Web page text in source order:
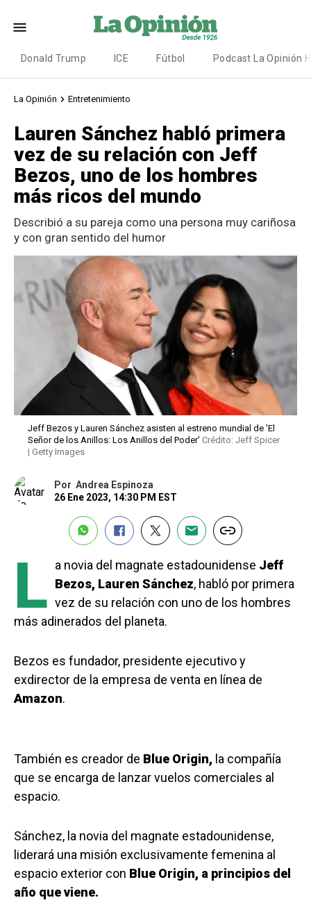
Donald Trump ICE Fútbol Podcast La Opinión
La Opinión Entretenimiento
Lauren Sánchez habló primera
vez de su relación con Jeff
Bezos, uno de los hombres
más ricos del mundo
Describió a su pareja como una persona muy cariñosa
y con gran sentido del humor
Jeff Bezos y Lauren Sánchez asisten al estreno mundial de 'El
Señor de los Anillos: Los Anillos del Poder' Crédito: Jeff Spicer
| Getty Images
Por Andrea Espinoza
26 Ene 2023, 14:30 PM EST
L a novia del magnate estadounidense Jeff
Bezos, Lauren Sánchez, habló por primera
vez de su relación con uno de los hombres
más adinerados del planeta.
Bezos es fundador, presidente ejecutivo y
exdirector de la empresa de venta en línea de
Amazon.
También es creador de Blue Origin, la compañía
que se encarga de lanzar vuelos comerciales al
espacio.
Sánchez, la novia del magnate estadounidense,
liderará una misión exclusivamente femenina al
espacio exterior con Blue Origin, a principios del
año que viene.